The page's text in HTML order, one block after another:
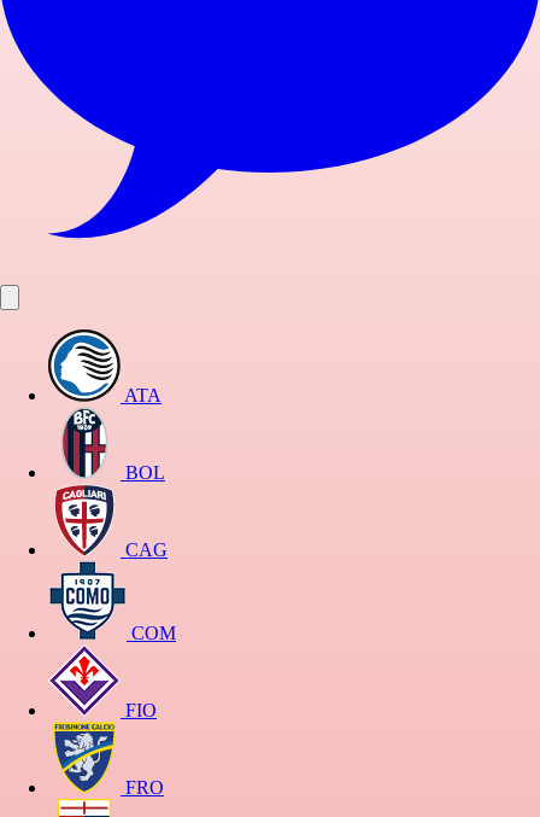
ATA
BOL
CAG
COM
FIO
FRO